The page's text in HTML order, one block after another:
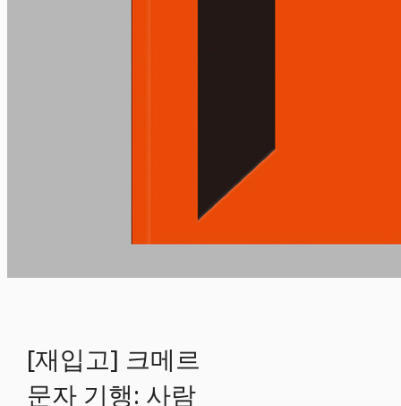
[재입고] 크메르
문자 기행: 사람